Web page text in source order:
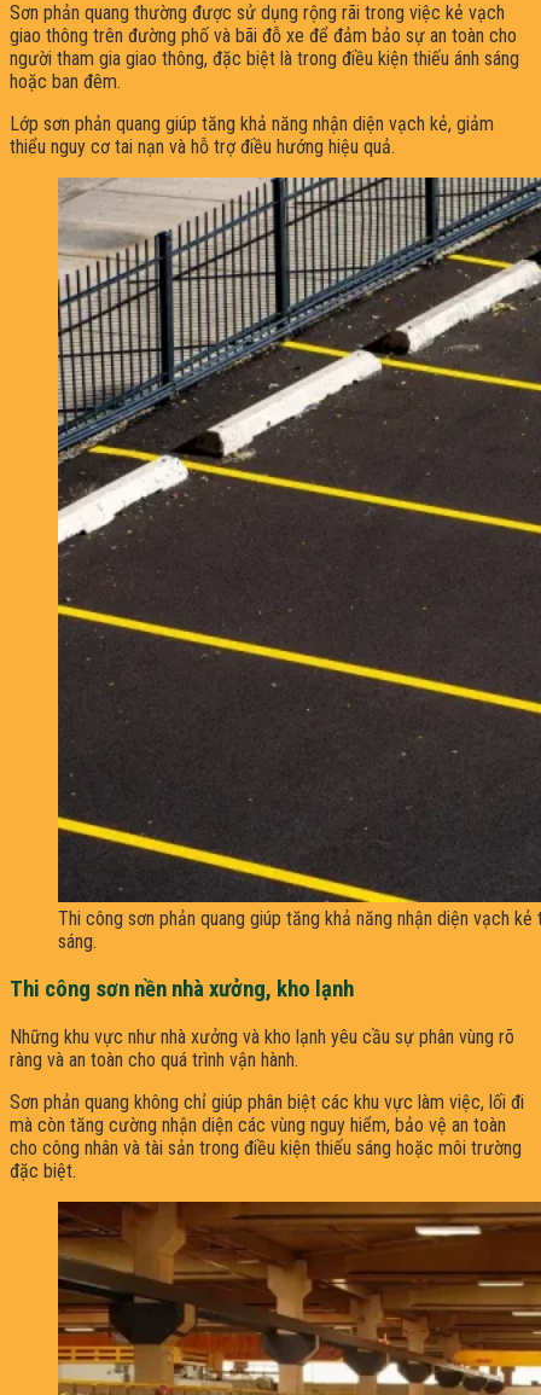
Sơn phản quang thường được sử dụng rộng rãi trong việc kẻ vạch
giao thông trên đường phố và bãi đỗ xe để đảm bảo sự an toàn cho
người tham gia giao thông, đặc biệt là trong điều kiện thiếu ánh sáng
hoặc ban đêm.
Lớp sơn phản quang giúp tăng khả năng nhận diện vạch kẻ, giảm
thiểu nguy cơ tai nạn và hỗ trợ điều hướng hiệu quả.
Thi công sơn phản quang giúp tăng khả năng nhận diện vạch
sáng.
Thi công sơn nền nhà xưởng, kho lạnh
Những khu vực như nhà xưởng và kho lạnh yêu cầu sự phân vùng rõ
ràng và an toàn cho quá trình vận hành.
Sơn phản quang không chỉ giúp phân biệt các khu vực làm việc, lối đi
mà còn tăng cường nhận diện các vùng nguy hiểm, bảo vệ an toàn
cho công nhân và tài sản trong điều kiện thiếu sáng hoặc môi trường
đặc biệt.